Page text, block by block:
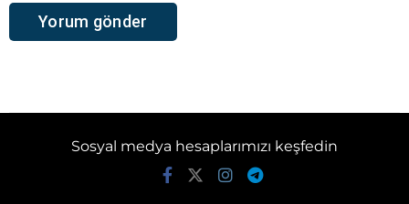
Sosyal medya hesaplarımızı keşfedin